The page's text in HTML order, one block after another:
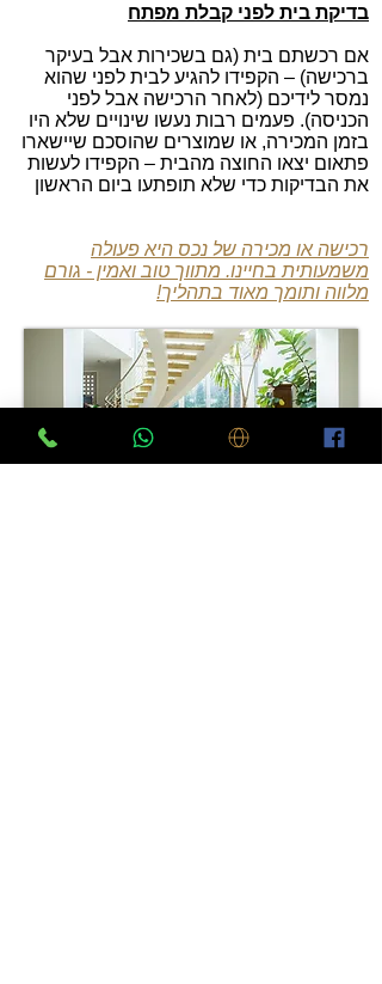
בדיקת בית לפני קבלת מפתח
אם רכשתם בית (גם בשכירות אבל בעיקר
ברכישה) – הקפידו להגיע לבית לפני שהוא
נמסר לידיכם (לאחר הרכישה אבל לפני
הכניסה). פעמים רבות נעשו שינויים שלא היו
בזמן המכירה, או שמוצרים שהוסכם שיישארו
פתאום יצאו החוצה מהבית – הקפידו לעשות
את הבדיקות כדי שלא תופתעו ביום הראשון
רכישה או מכירה של נכס היא פעולה
משמעותית בחיינו. מתווך טוב ואמין - גורם
מלווה ותומך מאוד בתהליך!